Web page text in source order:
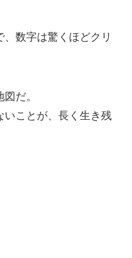
数字は驚くほどクリ
だ。
ことが、長く生き残